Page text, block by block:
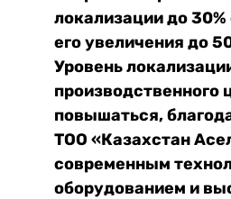
локализации до
его увеличения до
Уровень
производственного
повышаться,
ТОО «Казахстан
современным
оборудованием и